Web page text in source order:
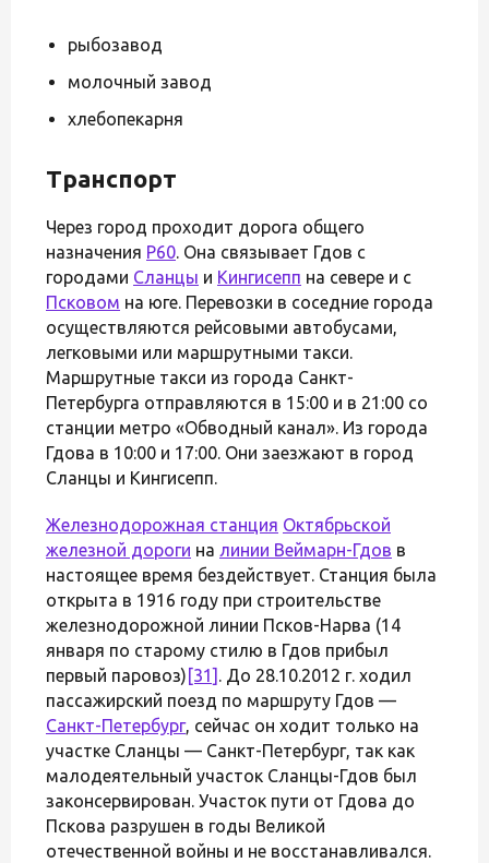
рыбозавод
молочный завод
хлебопекарня
Транспорт
Через город проходит дорога общего
назначения Р60. Она связывает Гдов с
городами Сланцы и Кингисепп на севере и с
Псковом на юге. Перевозки в соседние города
осуществляются рейсовыми автобусами,
легковыми или маршрутными такси.
Маршрутные такси из города Санкт-
Петербурга отправляются в 15:00 и в 21:00 со
станции метро «Обводный канал». Из города
Гдова в 10:00 и 17:00. Они заезжают в город
Сланцы и Кингисепп.
Железнодорожная станция Октябрьской
железной дороги на линии Веймарн-Гдов в
настоящее время бездействует. Станция была
открыта в 1916 году при строительстве
железнодорожной линии Псков-Нарва (14
января по старому стилю в Гдов прибыл
первый паровоз) [31] . До 28.10.2012 г. ходил
пассажирский поезд по маршруту Гдов —
Санкт-Петербург, сейчас он ходит только на
участке Сланцы — Санкт-Петербург, так как
малодеятельный участок Сланцы-Гдов был
законсервирован. Участок пути от Гдова до
Пскова разрушен в годы Великой
отечественной войны и не восстанавливался.